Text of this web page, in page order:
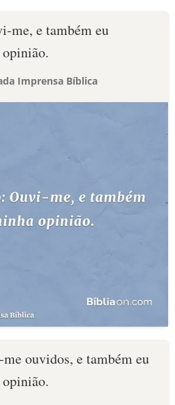
me, e também eu
Imprensa Bíblica
ouvidos, e também eu